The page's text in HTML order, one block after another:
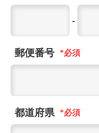
-
郵便番号
都道府県